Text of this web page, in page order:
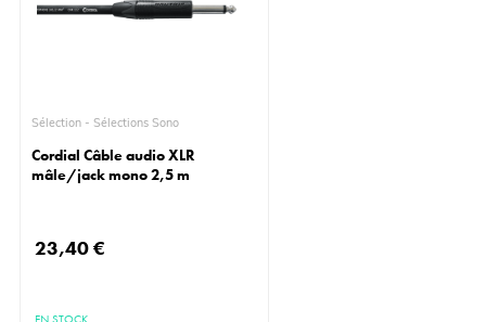
Sélection - Sélections Sono
Cordial Câble audio XLR
mâle/jack mono 2,5 m
23,40 €
EN STOCK